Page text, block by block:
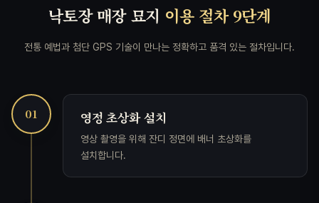
낙토장 매장 묘지 이용 절차 9단계
전통 예법과 첨단 GPS 기술이 만나는 정확하고 품격 있는 절차입니다.
01 영정 초상화 설치
영상 촬영을 위해 잔디 정면에 배너 초상화를
설치합니다.